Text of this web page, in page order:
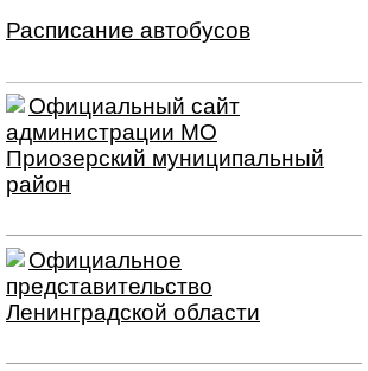
Расписание автобусов
Официальный сайт
администрации МО
Приозерский муниципальный
район
Официальное
представительство
Ленинградской области